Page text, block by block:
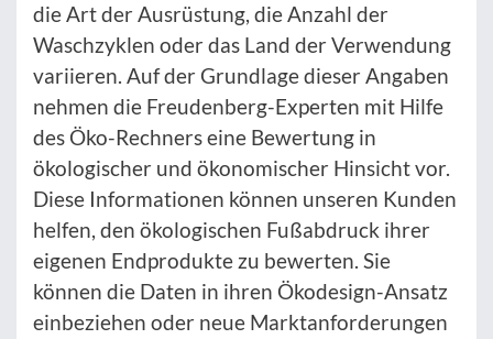
die Art der Ausrüstung, die Anzahl der
Waschzyklen oder das Land der Verwendung
variieren. Auf der Grundlage dieser Angaben
nehmen die Freudenberg-Experten mit Hilfe
des Öko-Rechners eine Bewertung in
ökologischer und ökonomischer Hinsicht vor.
Diese Informationen können unseren Kunden
helfen, den ökologischen Fußabdruck ihrer
eigenen Endprodukte zu bewerten. Sie
können die Daten in ihren Ökodesign-Ansatz
einbeziehen oder neue Marktanforderungen